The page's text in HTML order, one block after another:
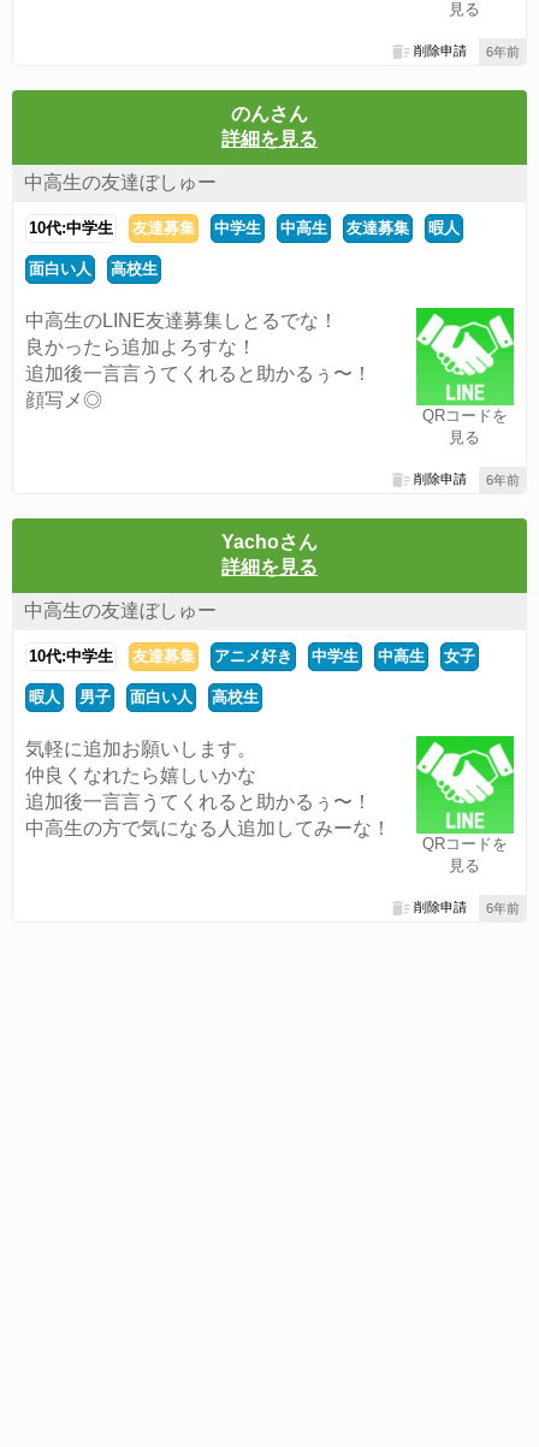
見る
6年前
削除申請
のんさん
詳細を見る
中高生の友達ぼしゅー
10代:中学生 友達募集 中学生 中高生 友達募集 暇人
面白い人 高校生
QRコードを
見る
中高生のLINE友達募集しとるでな！
良かったら追加よろすな！
追加後一言言うてくれると助かるぅ〜！
顔写メ◎
6年前
削除申請
Yachoさん
詳細を見る
中高生の友達ぼしゅー
10代:中学生 友達募集 アニメ好き 中学生 中高生 女子
暇人 男子 面白い人 高校生
QRコードを
見る
気軽に追加お願いします。
仲良くなれたら嬉しいかな
追加後一言言うてくれると助かるぅ〜！
中高生の方で気になる人追加してみーな！
6年前
削除申請